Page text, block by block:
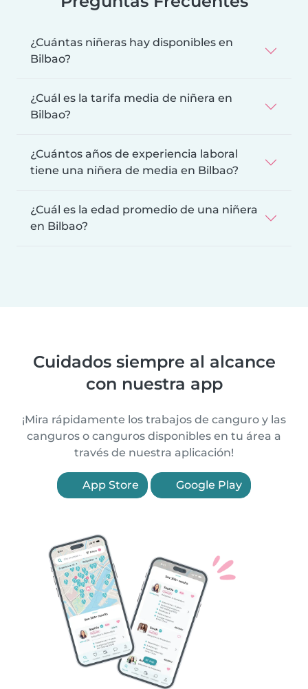
¿Cuántas niñeras hay disponibles en
Bilbao?
¿Cuál es la tarifa media de niñera en
Bilbao?
¿Cuántos años de experiencia laboral
tiene una niñera de media en Bilbao?
¿Cuál es la edad promedio de una niñera
en Bilbao?
Cuidados siempre al alcance
con nuestra app
¡Mira rápidamente los trabajos de canguro y las
canguros o canguros disponibles en tu área a
través de nuestra aplicación!
App Store Google Play